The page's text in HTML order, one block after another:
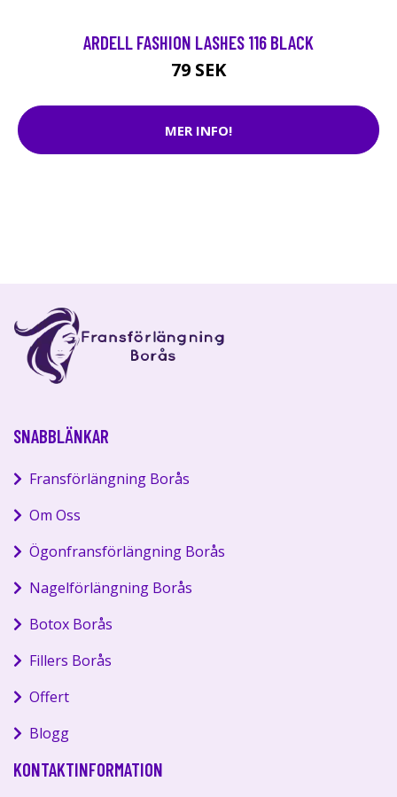
ARDELL FASHION LASHES 116 BLACK
79 SEK
MER INFO!
SNABBLÄNKAR
Fransförlängning Borås
Om Oss
Ögonfransförlängning Borås
Nagelförlängning Borås
Botox Borås
Fillers Borås
Offert
Blogg
KONTAKTINFORMATION